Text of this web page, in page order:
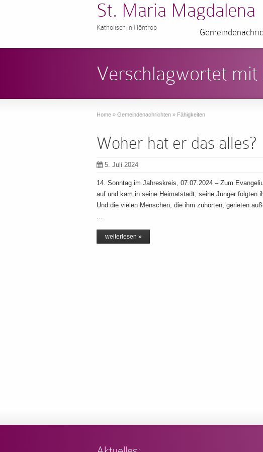
St. Maria Magdalena
Katholisch in Höntrop
Verschlagwortet mit
Home » Gemeindenachrichten » Fähigkeiten
Woher hat er das alles?
5. Juli 2024
14. Sonntag im Jahreskreis, 07.07.2024 – Zum
auf und kam in seine Heimatstadt; seine Jünger folgten
Und die vielen Menschen, die ihm zuhörten, gerieten
…
weiterlesen »